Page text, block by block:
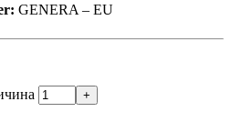
GENERA – EU